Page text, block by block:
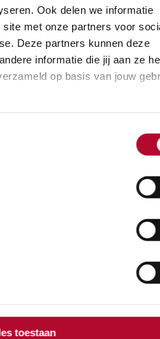
Ook delen we informatie
met onze partners voor
Deze partners kunnen deze
informatie die jij aan ze
op basis van jouw
toestaan